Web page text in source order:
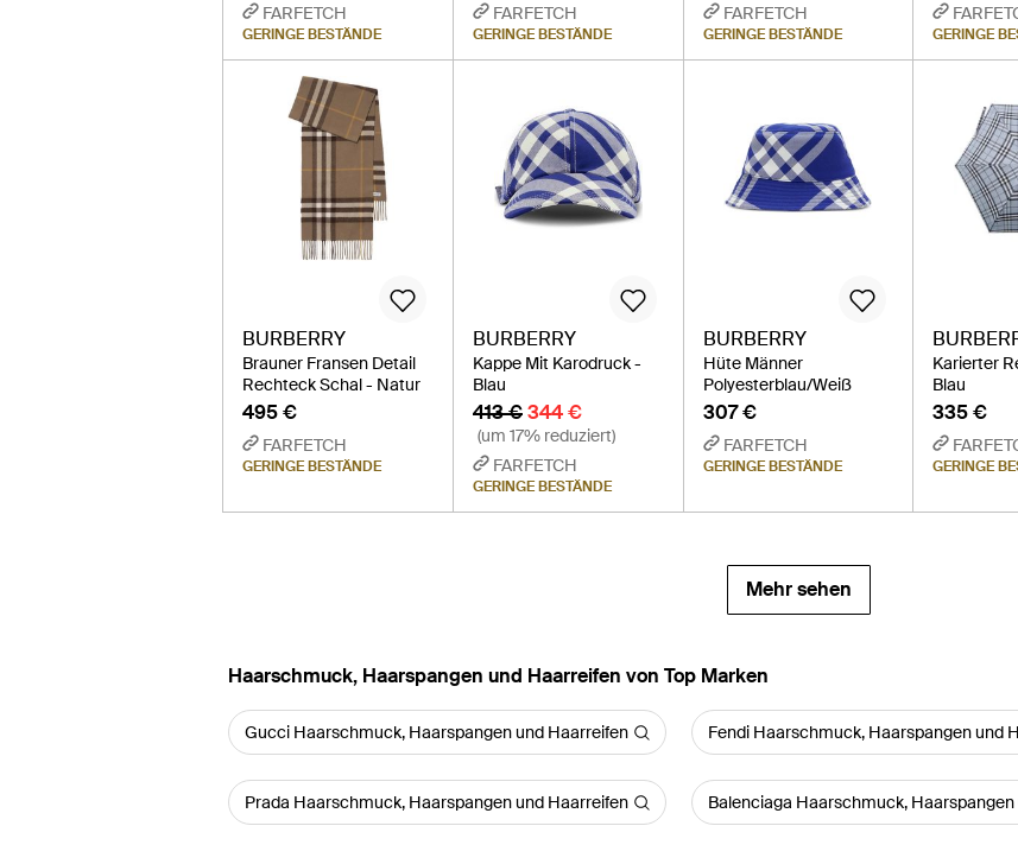
FARFETCH
GERINGE BESTÄNDE
FARFETCH
GERINGE BESTÄNDE
FARFETCH
GERINGE BESTÄNDE GERINGE
BURBERRY
Brauner Fransen Detail
Rechteck Schal - Natur
495 €
FARFETCH
GERINGE BESTÄNDE
BURBERRY
Kappe Mit Karodruck -
Blau
413 € 344 €
(um 17% reduziert)
FARFETCH
GERINGE BESTÄNDE
BURBERRY
Hüte Männer
Polyesterblau/Weiß
307 €
FARFETCH
GERINGE BESTÄNDE
Karierter
Blau
335 €
GERINGE
Mehr sehen
Haarschmuck, Haarspangen und Haarreifen von Top Marken
Gucci Haarschmuck, Haarspangen und Haarreifen Fendi Haarschmuck, Haarspangen und
Prada Haarschmuck, Haarspangen und Haarreifen Balenciaga Haarschmuck,